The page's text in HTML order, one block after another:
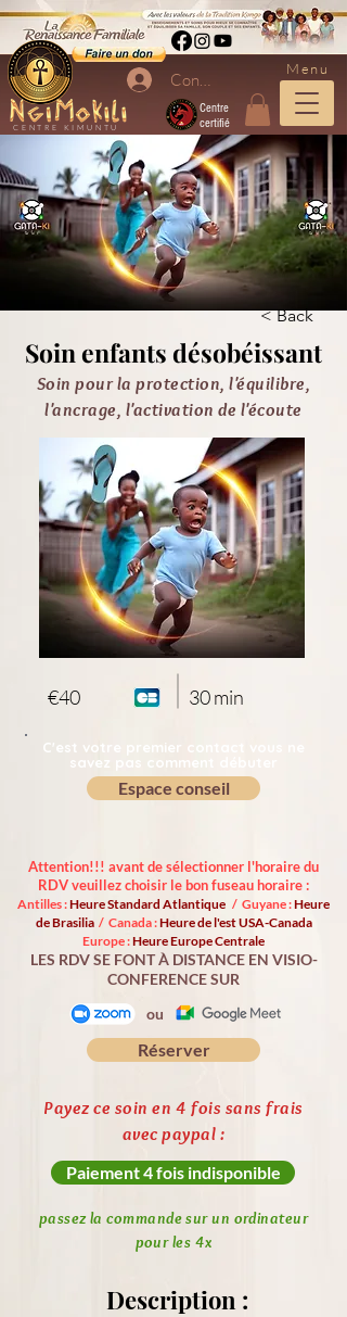
CENTRE KIMUNTU
Centre
certifié
Connexion
Menu
Soin enfants désobéissant
< Back
Soin pour la protection, l'équilibre,
l'ancrage, l'activation de l'écoute
€40 30 min
C'est votre premier contact vous ne
savez pas comment débuter
Espace conseil
Attention!!! avant de sélectionner l'horaire du
RDV veuillez choisir le bon fuseau horaire :
Antilles :Heure Standard Atlantique / Guyane :Heure
de Brasilia / Canada :Heure de l'est USA-Canada
Europe :Heure Europe Centrale
LES RDV SE FONT À DISTANCE EN VISIO-
CONFERENCE SUR
ou
Réserver
Payez ce soin en 4 fois sans frais
avec paypal :
Paiement 4 fois indisponible
passez la commande sur un ordinateur
pour les 4x
Description :